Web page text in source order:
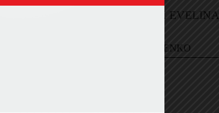
Sign In and ASK EVELINA
EVELINA KHROMTCHENKO